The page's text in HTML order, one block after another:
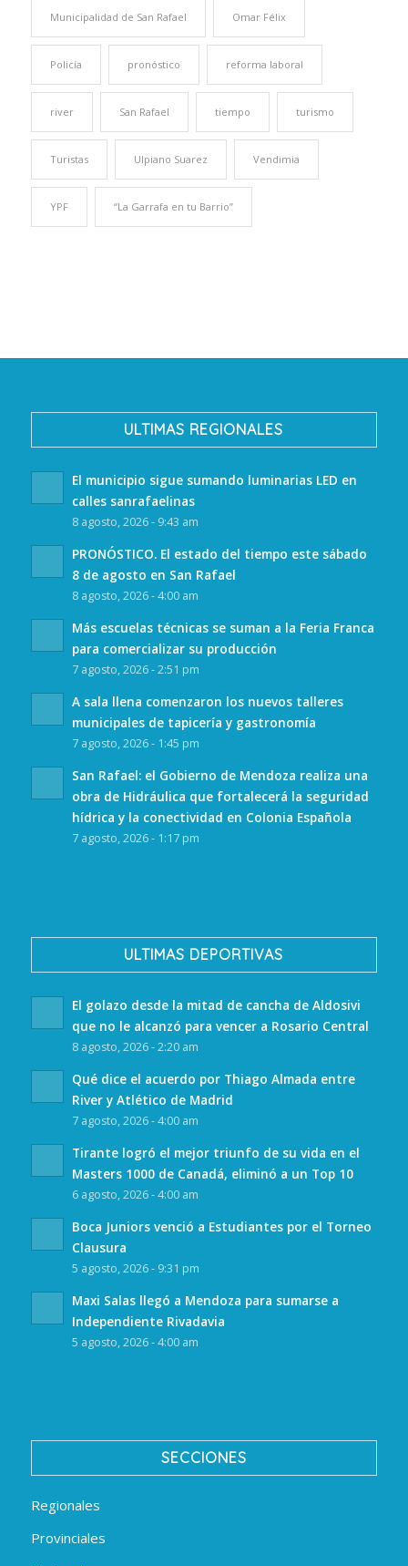
Municipalidad de San Rafael Omar Félix
Policía pronóstico reforma laboral
river San Rafael tiempo turismo
Turistas Ulpiano Suarez Vendimia
YPF “La Garrafa en tu Barrio”
ULTIMAS REGIONALES
El municipio sigue sumando luminarias LED en
calles sanrafaelinas
8 agosto, 2026 - 9:43 am
PRONÓSTICO. El estado del tiempo este sábado
8 de agosto en San Rafael
8 agosto, 2026 - 4:00 am
Más escuelas técnicas se suman a la Feria Franca
para comercializar su producción
7 agosto, 2026 - 2:51 pm
A sala llena comenzaron los nuevos talleres
municipales de tapicería y gastronomía
7 agosto, 2026 - 1:45 pm
San Rafael: el Gobierno de Mendoza realiza una
obra de Hidráulica que fortalecerá la seguridad
hídrica y la conectividad en Colonia Española
7 agosto, 2026 - 1:17 pm
ULTIMAS DEPORTIVAS
El golazo desde la mitad de cancha de Aldosivi
que no le alcanzó para vencer a Rosario Central
8 agosto, 2026 - 2:20 am
Qué dice el acuerdo por Thiago Almada entre
River y Atlético de Madrid
7 agosto, 2026 - 4:00 am
Tirante logró el mejor triunfo de su vida en el
Masters 1000 de Canadá, eliminó a un Top 10
6 agosto, 2026 - 4:00 am
Boca Juniors venció a Estudiantes por el Torneo
Clausura
5 agosto, 2026 - 9:31 pm
Maxi Salas llegó a Mendoza para sumarse a
Independiente Rivadavia
5 agosto, 2026 - 4:00 am
SECCIONES
Regionales
Provinciales